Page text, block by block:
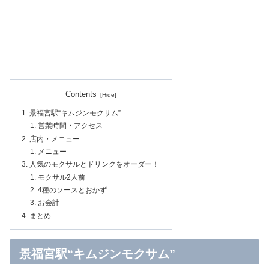
Contents
景福宮駅“キムジンモクサム”
営業時間・アクセス
店内・メニュー
メニュー
人気のモクサルとドリンクをオーダー！
モクサル2人前
4種のソースとおかず
お会計
まとめ
景福宮駅“キムジンモクサム”